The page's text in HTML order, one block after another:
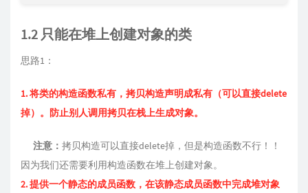
1.2 只能在堆上创建对象的类
思路1：
1. 将类的构造函数私有，拷贝构造声明成私有（可以直接delete
掉）。防止别人调用拷贝在栈上生成对象。
注意： 拷贝构造可以直接delete掉，但是构造函数不行！！
因为我们还需要利用构造函数在堆上创建对象。
2. 提供一个静态的成员函数，在该静态成员函数中完成堆对象